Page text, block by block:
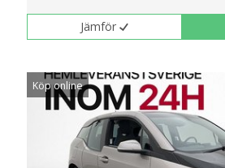
Jämför
Köp online